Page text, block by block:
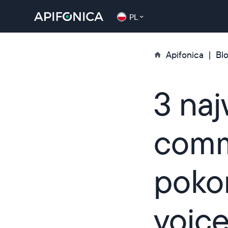
PL
Apifonica
3